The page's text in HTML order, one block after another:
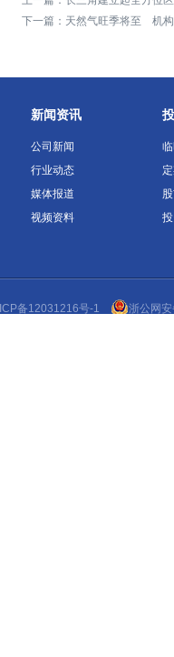
下一篇： 天然气旺季将至 机
新闻资讯
公司新闻
行业动态
媒体报道
视频资料
备12031216号-1 浙公网